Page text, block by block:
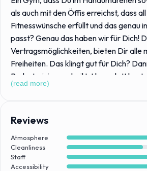
als auch mit den Öffis erreichst, dass
Fitnesswünsche erfüllt und das genau
passt? Genau das haben wir für Dich!
Vertragsmöglichkeiten, bieten Dir alle
Freiheiten. Das klingt gut für Dich?
Probetraining vorbei! Ist komplett
geschultes Team zeigt Dir alles
(read more)
Reviews
Atmosphere
Cleanliness
Staff
Accessibility